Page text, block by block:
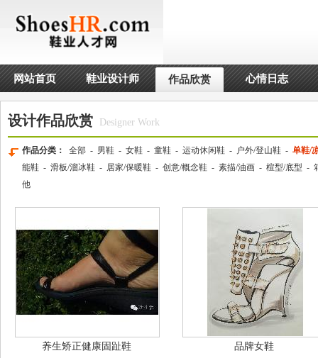
网站首页 鞋业设计师 作品欣赏 心情日志
设计作品欣赏 Designer Work
作品分类： 全部 - 男鞋 - 女鞋 - 童鞋 - 运动休闲鞋 - 户外/登山鞋 - 单鞋/
能鞋 - 滑板/溜冰鞋 - 居家/保暖鞋 - 创意/概念鞋 - 素描/油画 - 楦型/底型 -
他
养生矫正健康固趾鞋 品牌女鞋